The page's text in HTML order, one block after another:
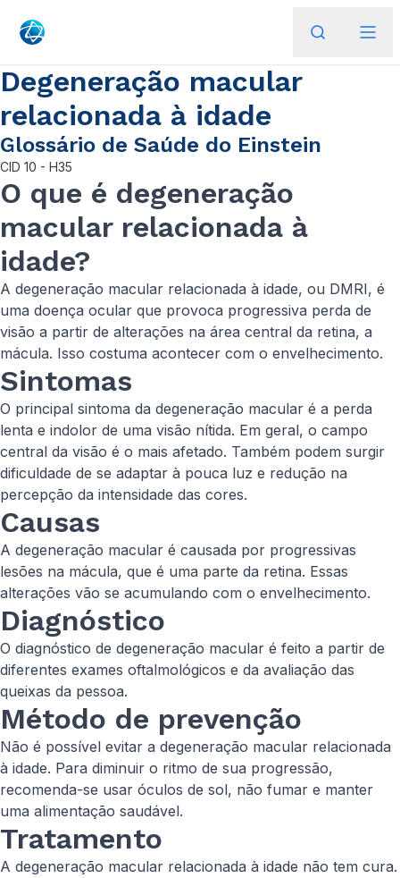
Degeneração macular
relacionada à idade
Glossário de Saúde do Einstein
CID 10 - H35
O que é degeneração
macular relacionada à
idade?
A degeneração macular relacionada à idade, ou DMRI, é
uma doença ocular que provoca progressiva perda de
visão a partir de alterações na área central da retina, a
mácula. Isso costuma acontecer com o envelhecimento.
Sintomas
O principal sintoma da degeneração macular é a perda
lenta e indolor de uma visão nítida. Em geral, o campo
central da visão é o mais afetado. Também podem surgir
dificuldade de se adaptar à pouca luz e redução na
percepção da intensidade das cores.
Causas
A degeneração macular é causada por progressivas
lesões na mácula, que é uma parte da retina. Essas
alterações vão se acumulando com o envelhecimento.
Diagnóstico
O diagnóstico de degeneração macular é feito a partir de
diferentes exames oftalmológicos e da avaliação das
queixas da pessoa.
Método de prevenção
Não é possível evitar a degeneração macular relacionada
à idade. Para diminuir o ritmo de sua progressão,
recomenda-se usar óculos de sol, não fumar e manter
uma alimentação saudável.
Tratamento
A degeneração macular relacionada à idade não tem cura.